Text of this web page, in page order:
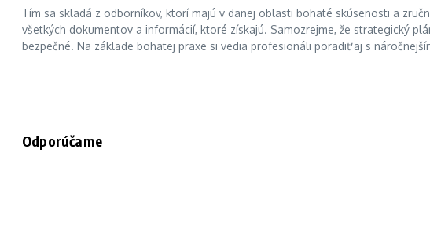
Tím sa skladá z odborníkov, ktorí majú v danej oblasti bohaté skúsenosti a
všetkých dokumentov a informácií, ktoré získajú. Samozrejme, že strategický
bezpečné. Na základe bohatej praxe si vedia profesionáli poradiť aj s
Odporúčame